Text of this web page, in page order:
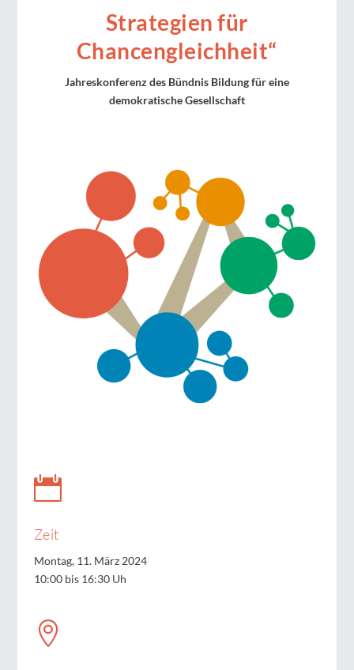
Strategien für
Chancengleichheit“
Jahreskonferenz des Bündnis Bildung für eine
demokratische Gesellschaft

Zeit
Montag, 11. März 2024
10:00 bis 16:30 Uh
